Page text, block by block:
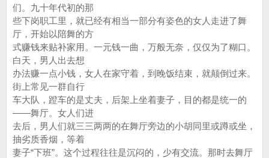
们。九十年代初的那
些下岗职工里，就已经有相当一部分有姿色的女人走进了舞
厅，开始以陪舞的方
式赚钱来贴补家用。一元钱一曲，万般无奈，仅仅为了糊口。
白天，男人出去想
办法赚一点小钱，女人在家守着，到晚饭结束，就颠倒过来。
街上常见一群自行
车大队，蹬车的是丈夫，后架上坐着妻子，目的都是统一的
——舞厅。女人们进
去后，男人们就三三两两的在舞厅旁边的小胡同里或蹲或坐，
抽劣质香烟，等着
妻子“下班”。这个过程往往是沉闷的，少有交流。那时去舞厅